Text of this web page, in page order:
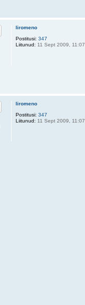
liromeno
Postitusi: 347
Liitunud: 11 Sept 2009, 11:07
liromeno
Postitusi: 347
Liitunud: 11 Sept 2009, 11:07